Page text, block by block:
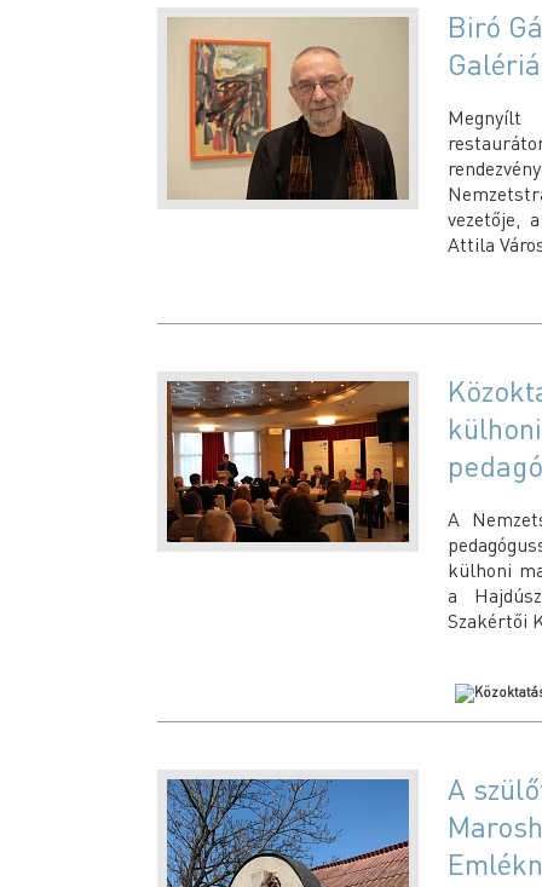
Biró
vezetője,
Attila
A
külhoni
a
Szakértői
A